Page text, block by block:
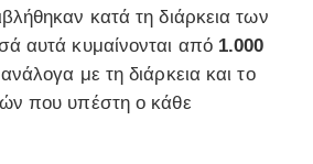
κατά τη διάρκεια των
αυτά κυμαίνονται από 1.000
με τη διάρκεια και το
που υπέστη ο κάθε